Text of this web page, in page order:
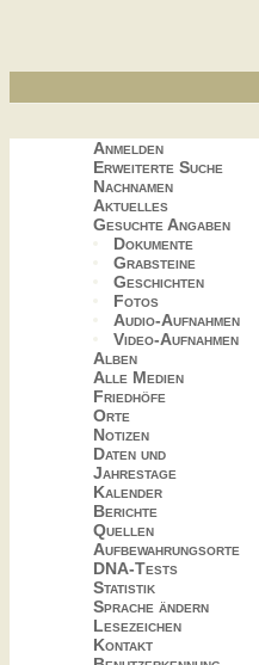
Anmelden
Erweiterte Suche
Nachnamen
Aktuelles
Gesuchte Angaben
Dokumente
Grabsteine
Geschichten
Fotos
Audio-Aufnahmen
Video-Aufnahmen
Alben
Alle Medien
Friedhöfe
Orte
Notizen
Daten und
Jahrestage
Kalender
Berichte
Quellen
Aufbewahrungsorte
DNA-Tests
Statistik
Sprache ändern
Lesezeichen
Kontakt